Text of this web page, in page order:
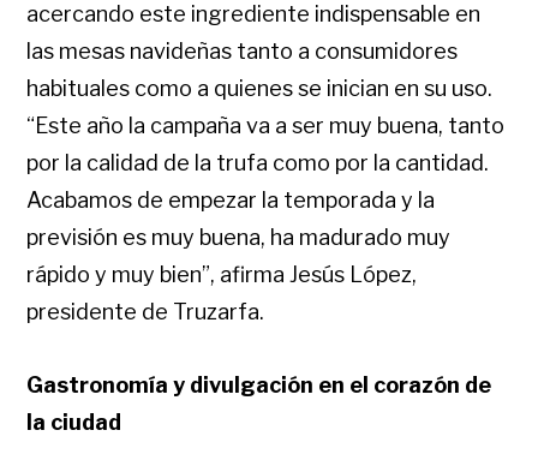
acercando este ingrediente indispensable en
las mesas navideñas tanto a consumidores
habituales como a quienes se inician en su uso.
“Este año la campaña va a ser muy buena, tanto
por la calidad de la trufa como por la cantidad.
Acabamos de empezar la temporada y la
previsión es muy buena, ha madurado muy
rápido y muy bien”, afirma Jesús López,
presidente de Truzarfa.
Gastronomía y divulgación en el corazón de
la ciudad